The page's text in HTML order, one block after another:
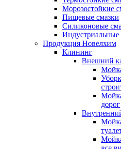
Морозостойкие
Пищевые смазки
Силиконовые
Индустриальные
Продукция Новелхим
Клининг
Внешний
дорог